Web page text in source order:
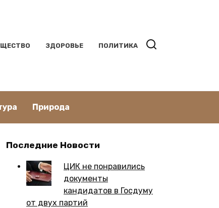
ЗДОРОВЬЕ ПОЛИТИКА
Природа
Последние Новости
ЦИК не понравились
документы
кандидатов в Госдуму
от двух партий